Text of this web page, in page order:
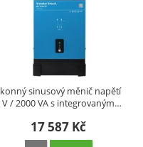
sinusový měnič napětí
V / 2000 VA s integrovaným…
17 587 Kč